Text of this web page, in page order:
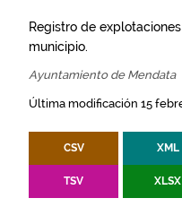
Registro de
municipio.
Ayuntamiento de Mendata
Última modificación 15
CSV XML
TSV XLSX